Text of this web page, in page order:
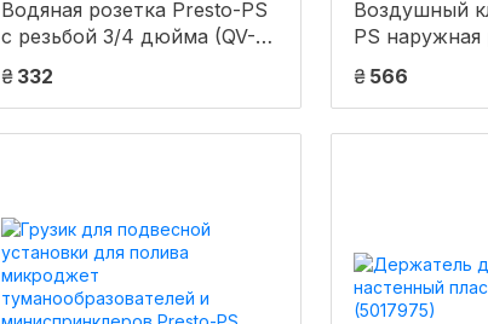
Водяная розетка Presto-PS
с резьбой 3/4 дюйма (QV-
0234)
₴ 332
Воздушный
PS наружная
с боковым
0110)
₴ 566